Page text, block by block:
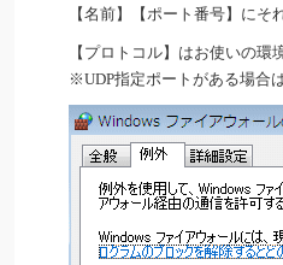
【名前】【ポート番号】にそ
【プロトコル】はお使いの環
※UDP指定ポートがある場合